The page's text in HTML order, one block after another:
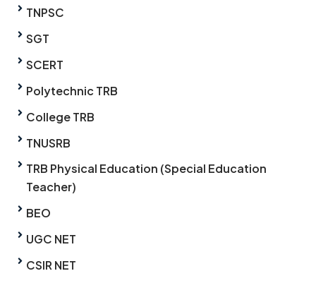
TNPSC
SGT
SCERT
Polytechnic TRB
College TRB
TNUSRB
TRB Physical Education (Special Education
Teacher)
BEO
UGC NET
CSIR NET